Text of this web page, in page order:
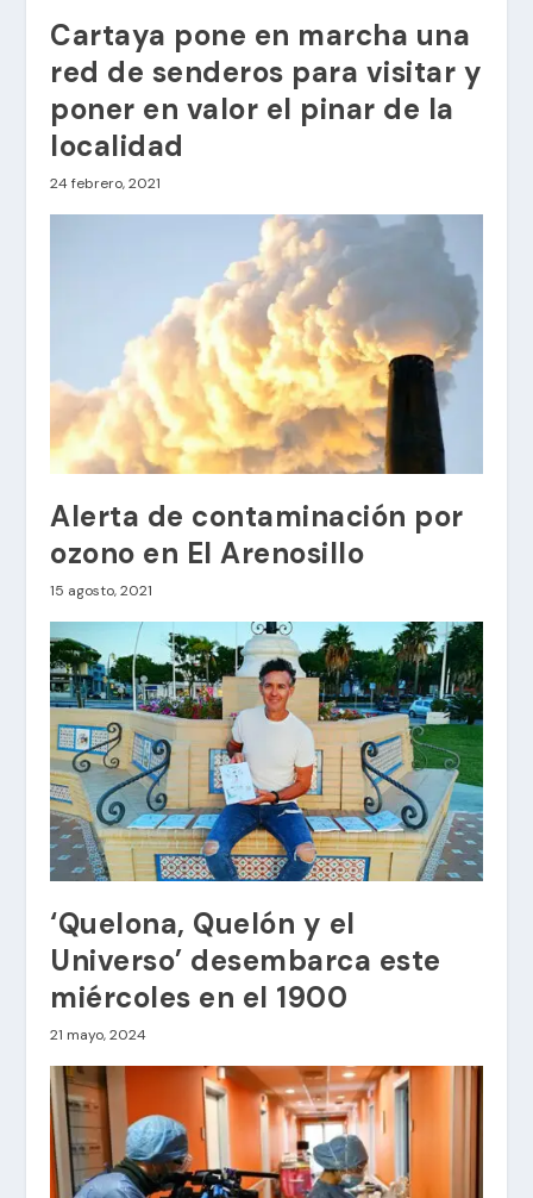
Cartaya pone en marcha una
red de senderos para visitar y
poner en valor el pinar de la
localidad
24 febrero, 2021
Alerta de contaminación por
ozono en El Arenosillo
15 agosto, 2021
‘Quelona, Quelón y el
Universo’ desembarca este
miércoles en el 1900
21 mayo, 2024